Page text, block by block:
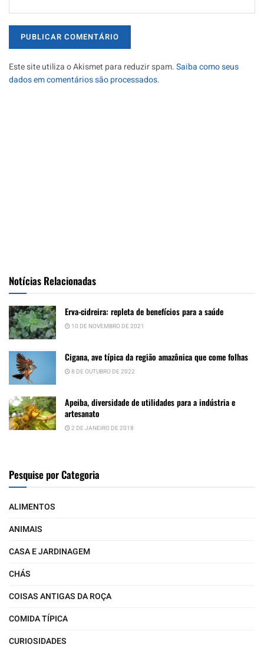
Este site utiliza o Akismet para reduzir spam.Saiba como seus
dados em comentários são processados.
Notícias Relacionadas
Erva-cidreira: repleta de benefícios para a saúde
10 DE NOVEMBRO DE 2021
Cigana, ave típica da região amazônica que come folhas
8 DE OUTUBRO DE 2022
Apeiba, diversidade de utilidades para a indústria e
artesanato
2 DE JANEIRO DE 2018
Pesquise por Categoria
ALIMENTOS
ANIMAIS
CASA E JARDINAGEM
CHÁS
COISAS ANTIGAS DA ROÇA
COMIDA TÍPICA
CURIOSIDADES